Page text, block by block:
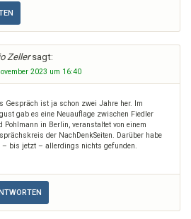
Zeller sagt:
2023 um 16:40
Gespräch ist ja schon zwei Jahre her. Im
gab es eine Neuauflage zwischen Fiedler
Pohlmann in Berlin, veranstaltet von einem
der NachDenkSeiten. Darüber habe
– bis jetzt – allerdings nichts gefunden.